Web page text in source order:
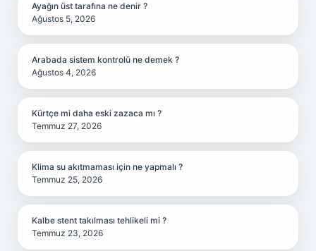
Ayağın üst tarafına ne denir ?
Ağustos 5, 2026
Arabada sistem kontrolü ne demek ?
Ağustos 4, 2026
Kürtçe mi daha eski zazaca mı ?
Temmuz 27, 2026
Klima su akıtmaması için ne yapmalı ?
Temmuz 25, 2026
Kalbe stent takılması tehlikeli mi ?
Temmuz 23, 2026